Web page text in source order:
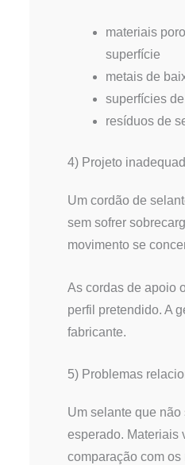
materiais
superfície
metais de
superfícies
resíduos de
4) Projeto
Um cordão de
sem sofrer
movimento se
As cordas de apoio
perfil pretendido. A
fabricante.
5) Problemas
Um selante que
esperado. Materiais
comparação com os